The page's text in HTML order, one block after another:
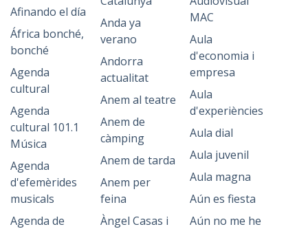
Afinando el día
África bonché,
bonché
Agenda
cultural
Agenda
cultural 101.1
Música
Agenda
d'efemèrides
musicals
Agenda de
Anda ya
verano
Andorra
actualitat
Anem al teatre
Anem de
càmping
Anem de tarda
Anem per
feina
Àngel Casas i
MAC
Aula
d'economia i
empresa
Aula
d'experiències
Aula dial
Aula juvenil
Aula magna
Aún es fiesta
Aún no me he